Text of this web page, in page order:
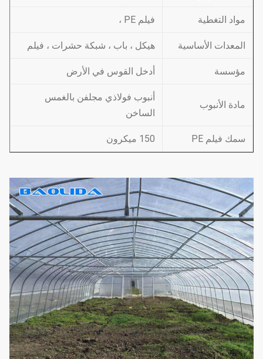
مواد التغطية فيلم PE ،
المعدات الأساسية هيكل ، باب ، شبكة حشرات ، فيلم
مؤسسة أدخل القوس في الأرض
مادة الأنبوب
أنبوب فولاذي مجلفن بالغمس
الساخن
سمك فيلم PE 150 ميكرون